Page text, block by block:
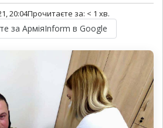
20:04Прочитаєте за: < 1 хв.
за АрміяInform в Google